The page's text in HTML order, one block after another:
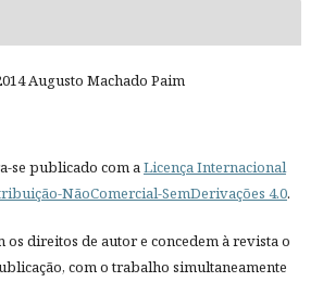
Augusto Machado Paim
se publicado com aLicença Internacional
NãoComercial-SemDerivações 4.0.
os direitos de autor e concedem à revista o
com o trabalho simultaneamente